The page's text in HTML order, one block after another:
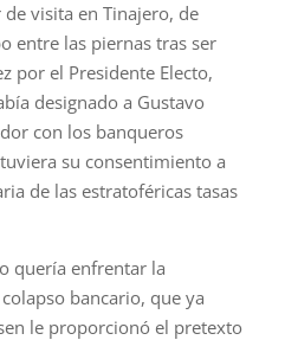
visita en Tinajero, de
entre las piernas tras ser
por el Presidente Electo,
designado a Gustavo
con los banqueros
su consentimiento a
de las estratoféricas tasas
quería enfrentar la
bancario, que ya
le proporcionó el pretexto